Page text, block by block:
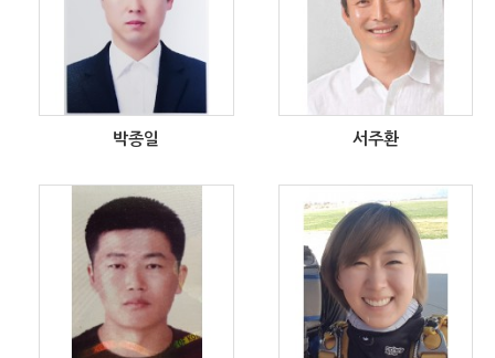
박종일 서주환